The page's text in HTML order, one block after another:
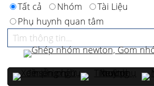
Tất cả
Nhóm
Tài Liệu
Phụ huynh quan tâm